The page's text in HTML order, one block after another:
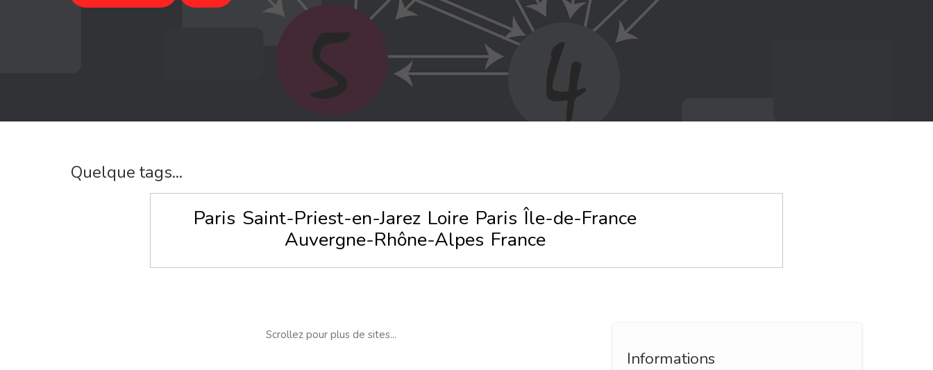
Quelque tags...
Paris Saint-Priest-en-Jarez Loire Paris Île-de-France
Auvergne-Rhône-Alpes France
Scrollez pour plus de sites...
Informations